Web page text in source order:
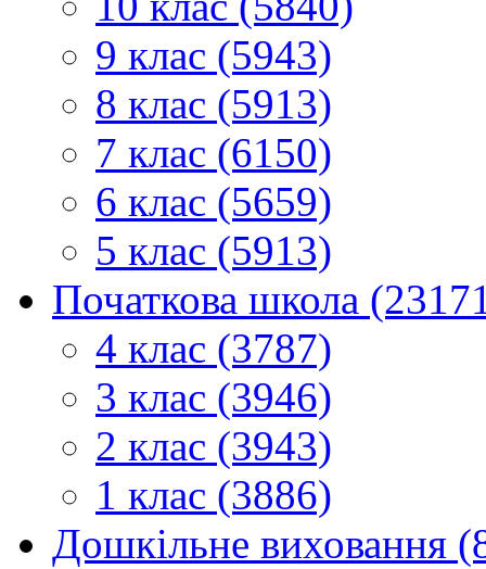
9 клас (5943)
8 клас (5913)
7 клас (6150)
6 клас (5659)
5 клас (5913)
Початкова школа
4 клас (3787)
3 клас (3946)
2 клас (3943)
1 клас (3886)
Дошкільне виховання